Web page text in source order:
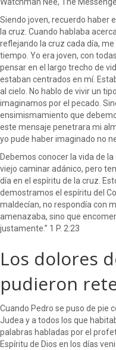
Watchman Nee, The
Siendo joven, recuerdo haber
la cruz. Cuando hablaba
reflejando la cruz cada día,
tiempo. Yo era joven, con
pensar en el largo trecho de
estaban centrados en mí.
al cielo. No hablo de vivir un
imaginamos por el pecado.
ensimismamiento que
este mensaje penetrara mi
yo pude haber imaginado no
Debemos conocer la vida de
viejo caminar adánico, pero
día en el espíritu de la cruz.
demostramos el espíritu del
maldecían, no respondía con
amenazaba, sino que
justamente.” 1 P. 2:23
Los dolores
pudieron
Cuando Pedro se puso de pie
Judea y a todos los que
palabras habladas por el
Espíritu de Dios en los días